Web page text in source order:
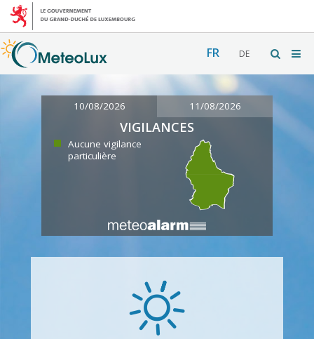
FR DE
10/08/2026 11/08/2026
VIGILANCES
Aucune vigilance
particulière